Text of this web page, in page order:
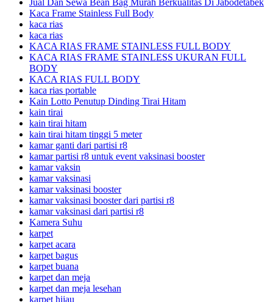
Kaca Frame Stainless Full Body
kaca rias
kaca rias
KACA RIAS FRAME STAINLESS FULL BODY
KACA RIAS FRAME STAINLESS UKURAN FULL
BODY
KACA RIAS FULL BODY
kaca rias portable
Kain Lotto Penutup Dinding Tirai Hitam
kain tirai
kain tirai hitam
kain tirai hitam tinggi 5 meter
kamar ganti dari partisi r8
kamar partisi r8 untuk event vaksinasi booster
kamar vaksin
kamar vaksinasi
kamar vaksinasi booster
kamar vaksinasi booster dari partisi r8
kamar vaksinasi dari partisi r8
Kamera Suhu
karpet
karpet acara
karpet bagus
karpet buana
karpet dan meja
karpet dan meja lesehan
karpet hijau